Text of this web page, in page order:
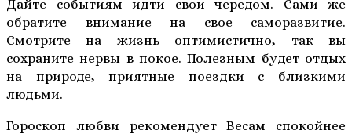
Дайте событиям идти свои чередом. Сами же
обратите внимание на свое саморазвитие.
Смотрите на жизнь оптимистично, так вы
сохраните нервы в покое. Полезным будет отдых
на природе, приятные поездки с близкими
людьми.
Гороскоп любви рекомендует Весам спокойнее